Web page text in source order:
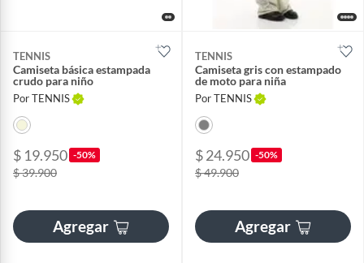
TENNIS
Camiseta básica estampada
crudo para niño
Por TENNIS
$ 19.950 -50%
$ 39.900
Agregar
TENNIS
Camiseta gris con estampado
de moto para niña
Por TENNIS
$ 24.950 -50%
$ 49.900
Agregar